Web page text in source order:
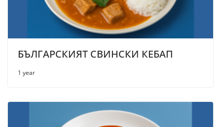
БЪЛГАРСКИЯТ СВИНСКИ КЕБАП
1 year